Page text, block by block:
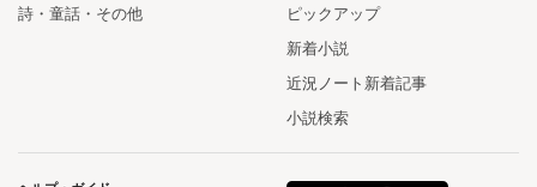
詩・童話・その他
ピックアップ
新着小説
近況ノート新着記事
小説検索